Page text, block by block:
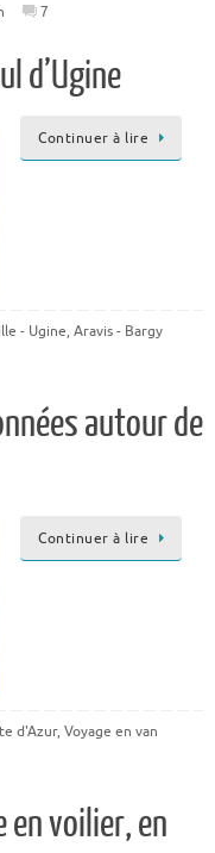
7
d’Ugine
Continuer à lire
- Ugine,Aravis - Bargy
autour de
Continuer à lire
d'Azur,Voyage en van
en voilier, en